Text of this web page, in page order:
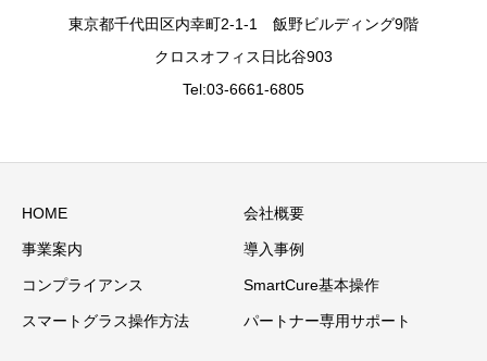
東京都千代田区内幸町2-1-1 飯野ビルディング9階
クロスオフィス日比谷903
Tel:03-6661-6805
HOME 会社概要
事業案内 導入事例
コンプライアンス SmartCure基本操作
スマートグラス操作方法 パートナー専用サポート